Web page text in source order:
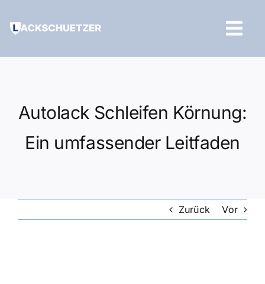
Inhalt
Autolack Schleifen Körnung:
Ein umfassender Leitfaden
Zurück Vor